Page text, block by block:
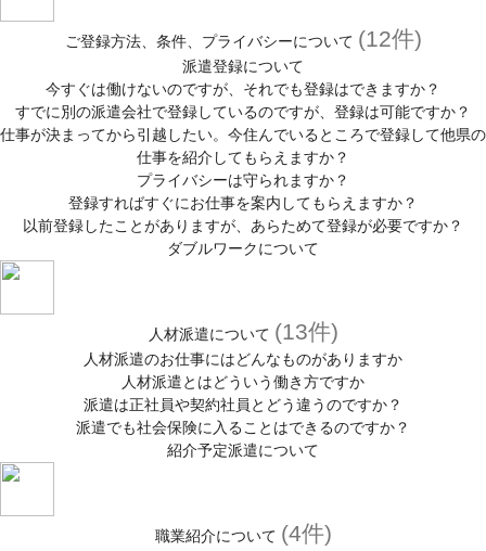
ご登録方法、条件、プライバシーについて (12件)
派遣登録について
今すぐは働けないのですが、それでも登録はできますか？
すでに別の派遣会社で登録しているのですが、登録は可能ですか？
仕事が決まってから引越したい。今住んでいるところで登録して他県の
仕事を紹介してもらえますか？
プライバシーは守られますか？
登録すればすぐにお仕事を案内してもらえますか？
以前登録したことがありますが、あらためて登録が必要ですか？
ダブルワークについて
人材派遣について (13件)
人材派遣のお仕事にはどんなものがありますか
人材派遣とはどういう働き方ですか
派遣は正社員や契約社員とどう違うのですか？
派遣でも社会保険に入ることはできるのですか？
紹介予定派遣について
職業紹介について (4件)